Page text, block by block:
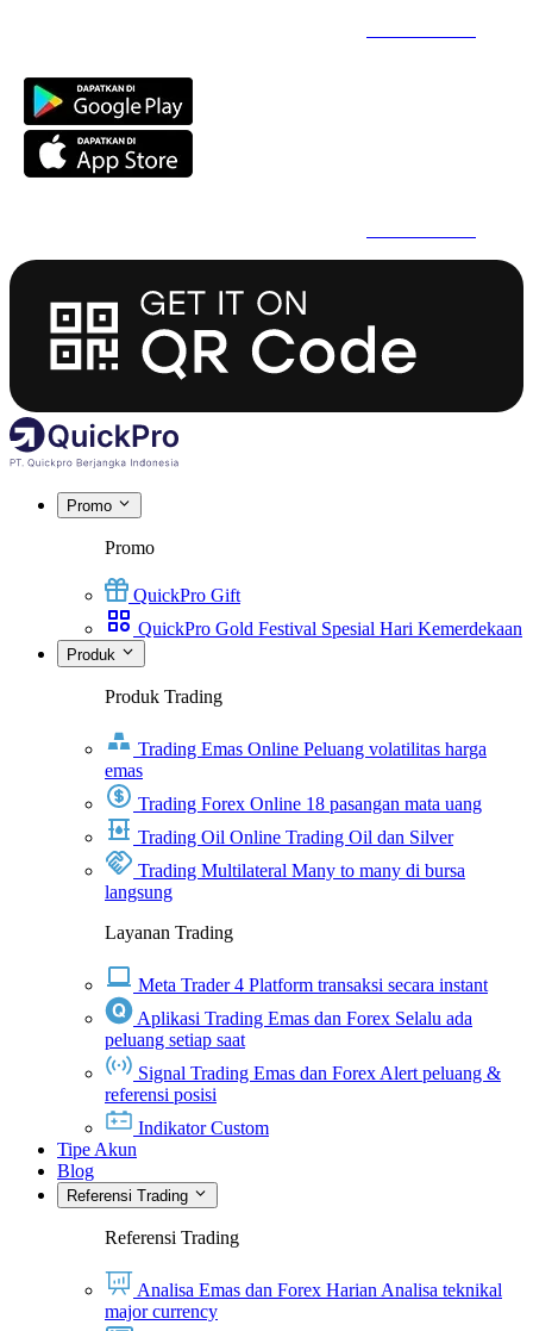
Promo
Promo
QuickPro Gift
QuickPro Gold Festival Spesial Hari Kemerdekaan
Produk
Produk Trading
Trading Emas Online Peluang volatilitas harga
emas
Trading Forex Online 18 pasangan mata uang
Trading Oil Online Trading Oil dan Silver
Trading Multilateral Many to many di bursa
langsung
Layanan Trading
Meta Trader 4 Platform transaksi secara instant
Aplikasi Trading Emas dan Forex Selalu ada
peluang setiap saat
Signal Trading Emas dan Forex Alert peluang &
referensi posisi
Indikator Custom
Tipe Akun
Blog
Referensi Trading
Referensi Trading
Analisa Emas dan Forex Harian Analisa teknikal
major currency